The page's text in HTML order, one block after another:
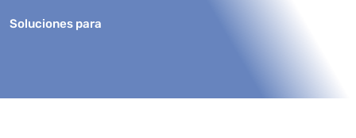
Soluciones para